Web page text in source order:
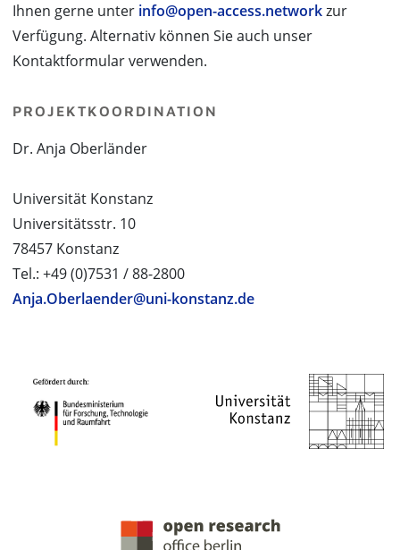
Ihnen gerne unter info@open-access.networkzur
Verfügung. Alternativ können Sie auch unser
Kontaktformular verwenden.
PROJEKTKOORDINATION
Dr. Anja Oberländer
Universität Konstanz
Universitätsstr. 10
78457 Konstanz
Tel.: +49 (0)7531 / 88-2800
Anja.Oberlaender@uni-konstanz.de